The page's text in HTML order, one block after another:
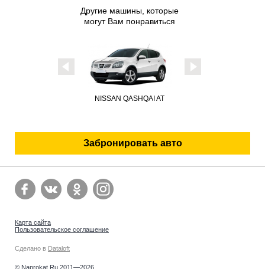
Другие машины, которые
могут Вам понравиться
NISSAN QASHQAI AT
Забронировать авто
© Naprokat.Ru 2011—2026
Карта сайта
Пользовательское соглашение
Сделано в Dataloft